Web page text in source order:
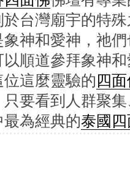
台灣廟宇的特
神和愛神，祂
以順道參拜象神
這麼靈驗的四
要看到人群聚
最為經典的泰國